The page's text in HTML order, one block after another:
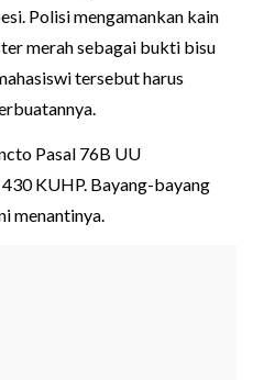
Polisi mengamankan kain
merah sebagai bukti bisu
tersebut harus
Pasal 76B UU
KUHP. Bayang-bayang
menantinya.